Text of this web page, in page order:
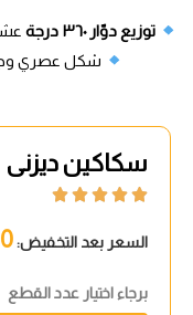
توزيع دوّار ٣٦٠ درجة
شكل عصري
سكاكين ديزنى





السعر بعد التخفيض:
برجاء اختيار عدد القطع